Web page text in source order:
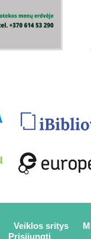
Veiklos sritys
Prisijungti